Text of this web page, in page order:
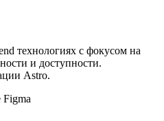
технологиях с фокусом на
и доступности.
Astro.
Figma